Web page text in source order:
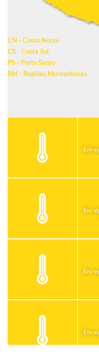
CN - Costa Norte
CS - Costa Sul
PS - Porto Santo
RM - Regiões Montanhosas
Em
Em
Em
Em